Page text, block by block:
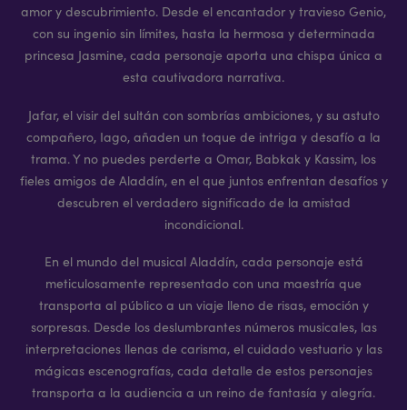
amor y descubrimiento. Desde el encantador y travieso Genio,
con su ingenio sin límites, hasta la hermosa y determinada
princesa Jasmine, cada personaje aporta una chispa única a
esta cautivadora narrativa.
Jafar, el visir del sultán con sombrías ambiciones, y su astuto
compañero, Iago, añaden un toque de intriga y desafío a la
trama. Y no puedes perderte a Omar, Babkak y Kassim, los
fieles amigos de Aladdín, en el que juntos enfrentan desafíos y
descubren el verdadero significado de la amistad
incondicional.
En el mundo del musical Aladdín, cada personaje está
meticulosamente representado con una maestría que
transporta al público a un viaje lleno de risas, emoción y
sorpresas. Desde los deslumbrantes números musicales, las
interpretaciones llenas de carisma, el cuidado vestuario y las
mágicas escenografías, cada detalle de estos personajes
transporta a la audiencia a un reino de fantasía y alegría.